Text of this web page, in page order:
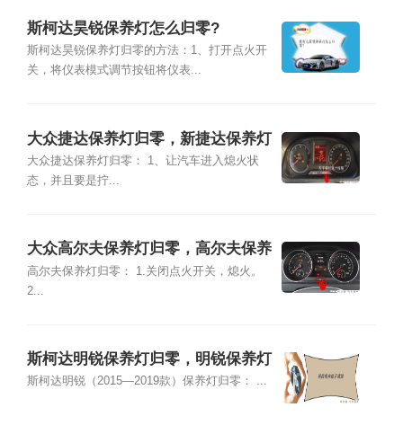
斯柯达昊锐保养灯怎么归零?
斯柯达昊锐保养灯归零的方法：1、打开点火开
关，将仪表模式调节按钮将仪表...
大众捷达保养灯归零，新捷达保养灯
怎么归零
大众捷达保养灯归零： 1、让汽车进入熄火状
态，并且要是拧...
大众高尔夫保养灯归零，高尔夫保养
灯怎么归零
高尔夫保养灯归零： 1.关闭点火开关，熄火。
2...
斯柯达明锐保养灯归零，明锐保养灯
怎么归零
斯柯达明锐（2015—2019款）保养灯归零： ...